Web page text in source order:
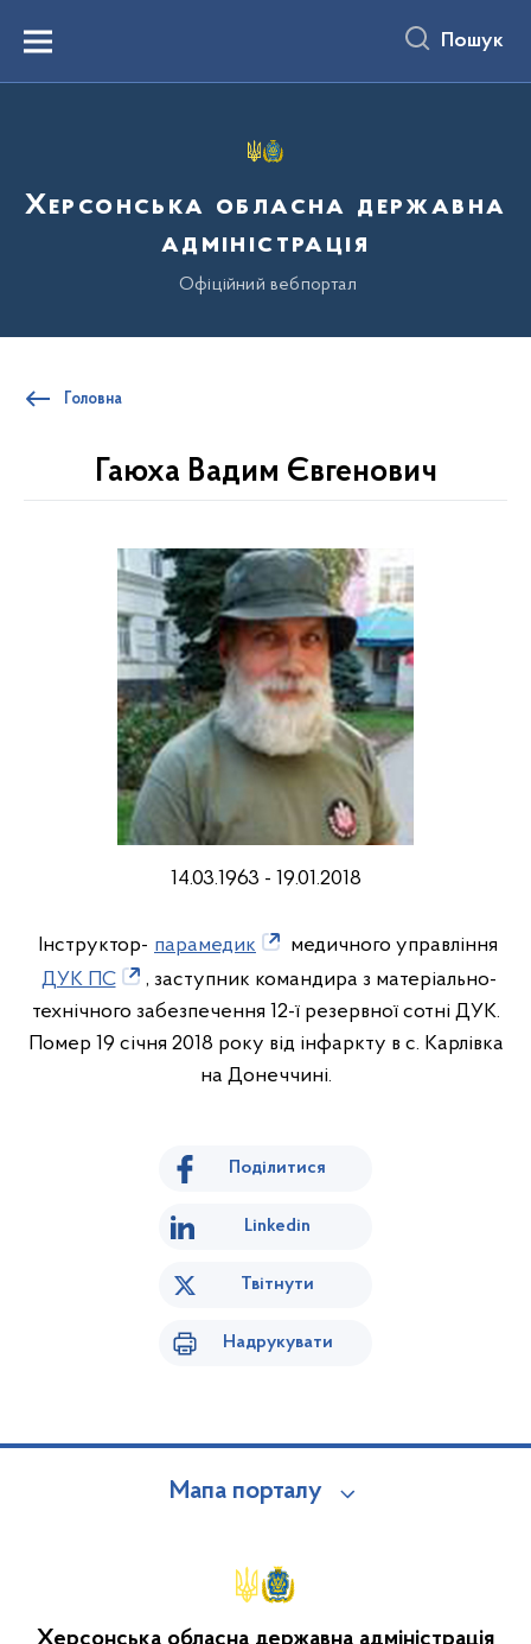
вмістуMenu Пошук
Херсонська обласна державна
адміністрація
Офіційний вебпортал
Головна
Гаюха Вадим Євгенович
14.03.1963 - 19.01.2018
Iнструктор- парамедик
медичного управління
ДУК ПС
, заступник командира з матеріально-
технічного забезпечення 12-ї резервної сотні ДУК.
Помер 19 січня 2018 року від інфаркту в с. Карлівка
на Донеччині.
Поділитися
Linkedin
Твітнути
Надрукувати
Мапа порталу
Херсонська обласна державна адміністрація